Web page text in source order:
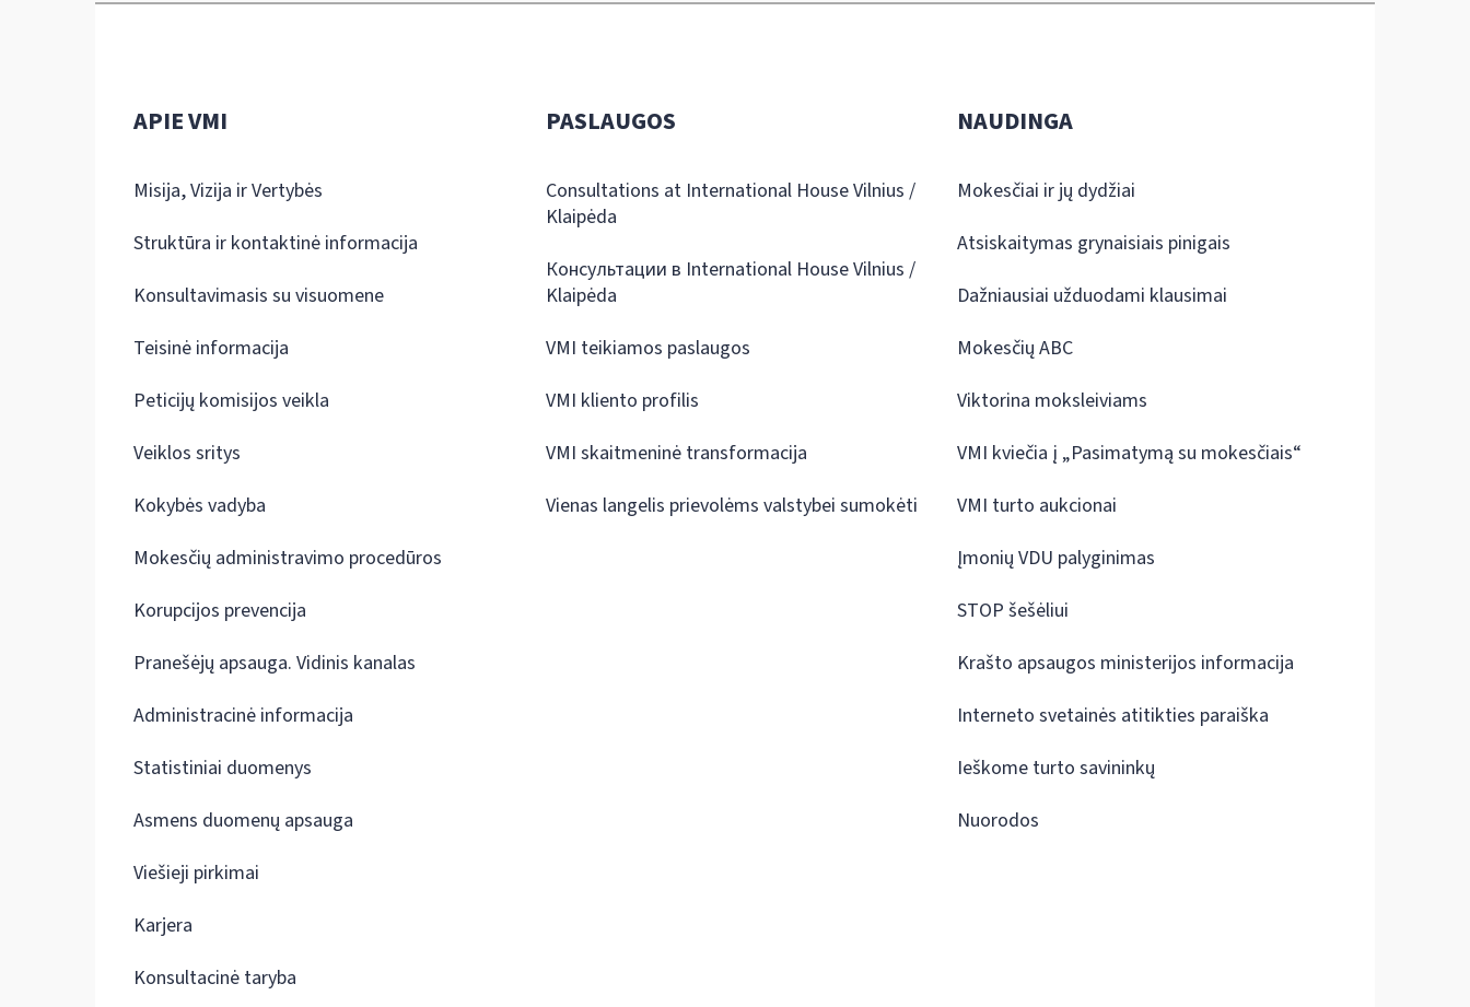
APIE VMI
Misija, Vizija ir Vertybės
Struktūra ir kontaktinė informacija
Konsultavimasis su visuomene
Teisinė informacija
Peticijų komisijos veikla
Veiklos sritys
Kokybės vadyba
Mokesčių administravimo procedūros
Korupcijos prevencija
Pranešėjų apsauga. Vidinis kanalas
Administracinė informacija
Statistiniai duomenys
Asmens duomenų apsauga
Viešieji pirkimai
Karjera
Konsultacinė taryba
PASLAUGOS
Consultations at International House Vilnius /
Klaipėda
Консультации в International House Vilnius /
Klaipėda
VMI teikiamos paslaugos
VMI kliento profilis
VMI skaitmeninė transformacija
Vienas langelis prievolėms valstybei sumokėti
NAUDINGA
Mokesčiai ir jų dydžiai
Atsiskaitymas grynaisiais pinigais
Dažniausiai užduodami klausimai
Mokesčių ABC
Viktorina moksleiviams
VMI kviečia į „Pasimatymą su mokesčiais“
VMI turto aukcionai
Įmonių VDU palyginimas
STOP šešėliui
Krašto apsaugos ministerijos informacija
Interneto svetainės atitikties paraiška
Ieškome turto savininkų
Nuorodos